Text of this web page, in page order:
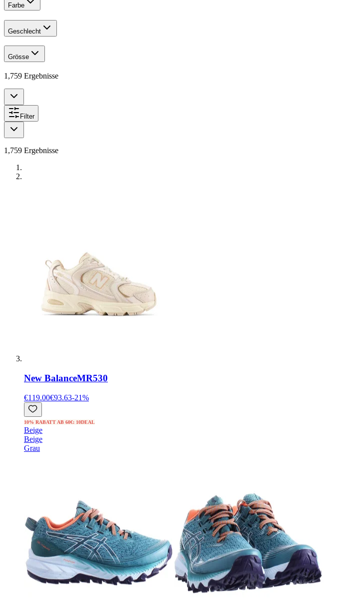
Farbe
Geschlecht
Grösse
1,759 Ergebnisse
Filter
1,759 Ergebnisse
New BalanceMR530
€119.00€93.63-21%
10% RABATT AB 60€: 10DEAL
Beige
Beige
Grau